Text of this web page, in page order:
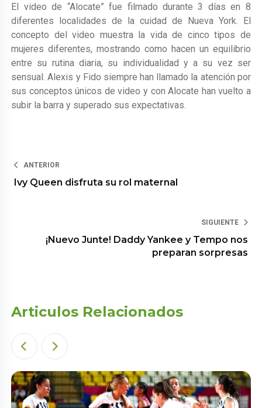
El video de “Alocate” fue filmado durante 3 días en 8
diferentes localidades de la cuidad de Nueva York. El
concepto del video muestra la vida de cinco tipos de
mujeres diferentes, mostrando como hacen un equilibrio
entre su rutina diaria, su individualidad y a su vez ser
sensual. Alexis y Fido siempre han llamado la atención por
sus conceptos únicos de video y con Alocate han vuelto a
subir la barra y superado sus expectativas.
ANTERIOR
Ivy Queen disfruta su rol maternal
SIGUIENTE
¡Nuevo Junte! Daddy Yankee y Tempo nos
preparan sorpresas
Articulos Relacionados